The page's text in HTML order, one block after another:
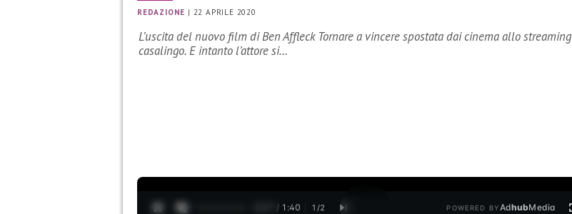
REDAZIONE | 22 APRILE 2020
L’uscita del nuovo film di Ben Affleck Tornare a vincere spostata dai cinema allo streaming
casalingo. E intanto l’attore si…
0:28 / 1:40 1 /2 POWERED BYAdhubMedia